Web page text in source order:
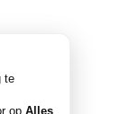
te
op Alles